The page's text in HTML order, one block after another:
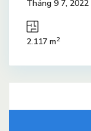
Tháng 9 7, 2022
2.117 m2